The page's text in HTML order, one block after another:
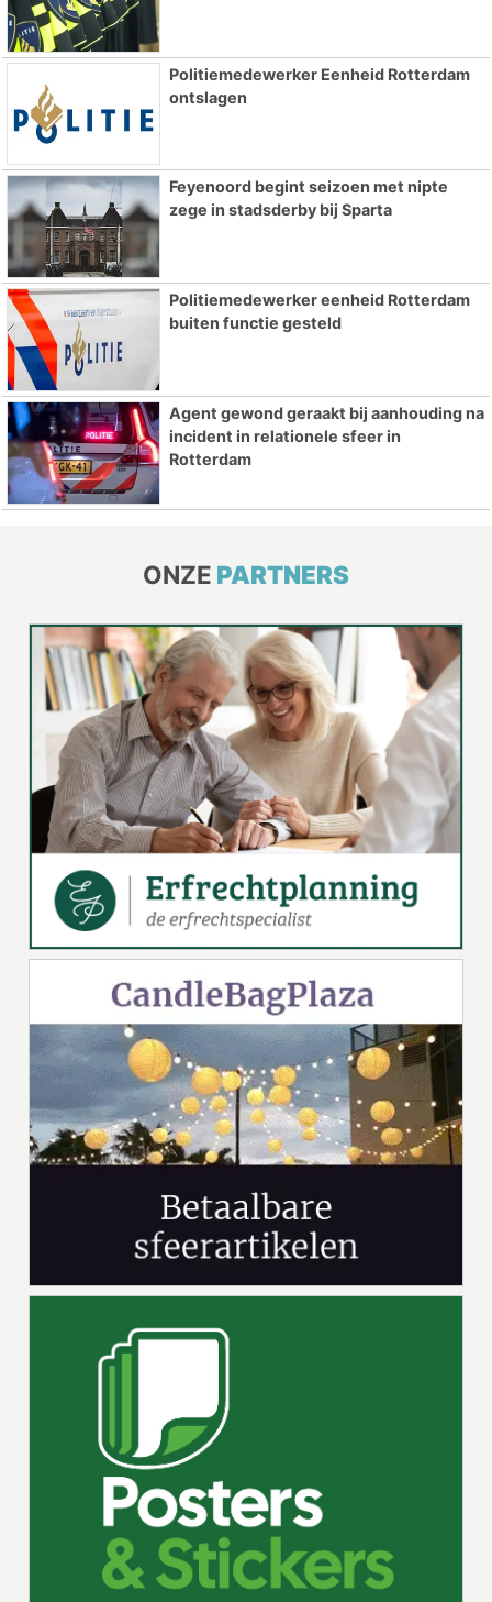
Politiemedewerker Eenheid Rotterdam
ontslagen
Feyenoord begint seizoen met nipte
zege in stadsderby bij Sparta
Politiemedewerker eenheid Rotterdam
buiten functie gesteld
Agent gewond geraakt bij aanhouding na
incident in relationele sfeer in
Rotterdam
ONZE PARTNERS